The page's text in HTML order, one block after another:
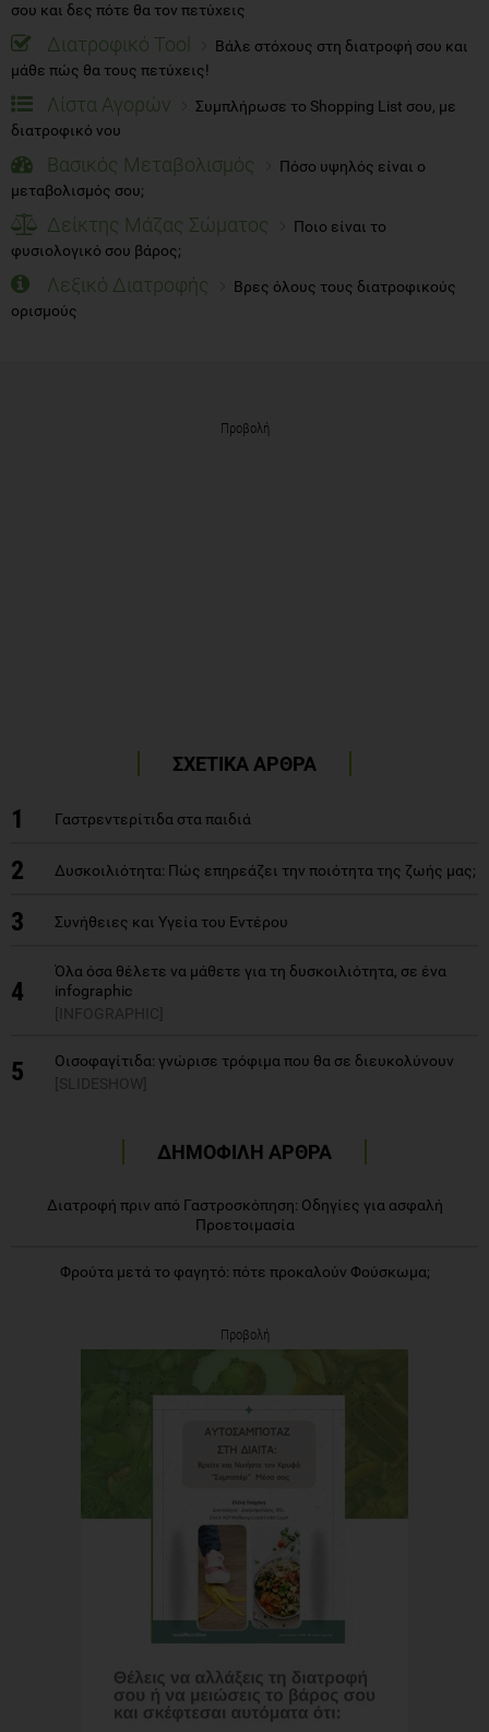
σου και δες πότε θα τον πετύχεις
Διατροφικό Tool
Βάλε στόχους στη διατροφή σου και
μάθε πώς θα τους πετύχεις!
Λίστα Αγορών
Συμπλήρωσε το Shopping List σου, με
διατροφικό νου
Βασικός Μεταβολισμός
Πόσο υψηλός είναι ο
μεταβολισμός σου;
Δείκτης Μάζας Σώματος
Ποιο είναι το
φυσιολογικό σου βάρος;
Λεξικό Διατροφής
Βρες όλους τους διατροφικούς
ορισμούς
Προβολή
ΣΧΕΤΙΚΑ ΑΡΘΡΑ
1 Γαστρεντερίτιδα στα παιδιά
2 Δυσκοιλιότητα: Πώς επηρεάζει την ποιότητα της ζωής μας;
3 Συνήθειες και Υγεία του Εντέρου
4
Όλα όσα θέλετε να μάθετε για τη δυσκοιλιότητα, σε ένα
infographic
[INFOGRAPHIC]
5
Οισοφαγίτιδα: γνώρισε τρόφιμα που θα σε διευκολύνουν
[SLIDESHOW]
ΔΗΜΟΦΙΛΗ ΑΡΘΡΑ
Διατροφή πριν από Γαστροσκόπηση: Οδηγίες για ασφαλή
Προετοιμασία
Φρούτα μετά το φαγητό: πότε προκαλούν Φούσκωμα;
Προβολή